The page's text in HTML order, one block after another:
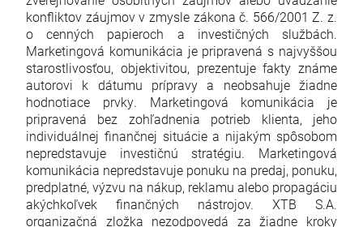
konfliktov záujmov v zmysle zákona č. 566/2001 Z. z.
o cenných papieroch a investičných službách.
Marketingová komunikácia je pripravená s najvyššou
starostlivosťou, objektivitou, prezentuje fakty známe
autorovi k dátumu prípravy a neobsahuje žiadne
hodnotiace prvky. Marketingová komunikácia je
pripravená bez zohľadnenia potrieb klienta, jeho
individuálnej finančnej situácie a nijakým spôsobom
nepredstavuje investičnú stratégiu. Marketingová
komunikácia nepredstavuje ponuku na predaj, ponuku,
predplatné, výzvu na nákup, reklamu alebo propagáciu
akýchkoľvek finančných nástrojov. XTB S.A.
organizačná zložka nezodpovedá za žiadne kroky